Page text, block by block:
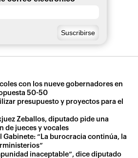
con los nueve gobernadores en
50-50
presupuesto y proyectos para el
Zeballos, diputado pide una
de jueces y vocales
Gabinete: “La burocracia continúa, la
inaceptable”, dice diputado